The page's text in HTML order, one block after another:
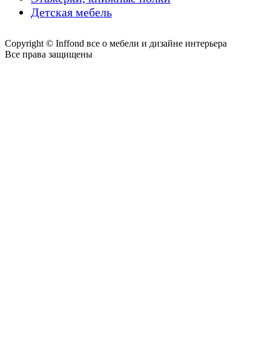
Детская мебель
Copyright © Inffond все о мебели и дизайне интерьера
Все права защищены